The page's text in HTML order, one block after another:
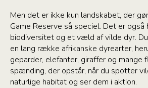
Men det er ikke kun landskabet, der
Game Reserve så speciel. Det er
biodiversitet og et væld af vilde dyr.
en lang række afrikanske dyrearter,
geparder, elefanter, giraffer og mange
spænding, der opstår, når du spotter
naturlige habitat og ser dem i aktion.